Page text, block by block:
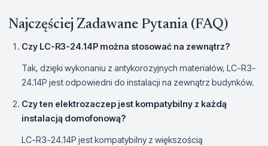
Najczęściej Zadawane Pytania (FAQ)
Czy LC-R3-24.14P można stosować na zewnątrz?
Tak, dzięki wykonaniu z antykorozyjnych materiałów, LC-R3-
24.14P jest odpowiedni do instalacji na zewnątrz budynków.
Czy ten elektrozaczep jest kompatybilny z każdą
instalacją domofonową?
LC-R3-24.14P jest kompatybilny z większością